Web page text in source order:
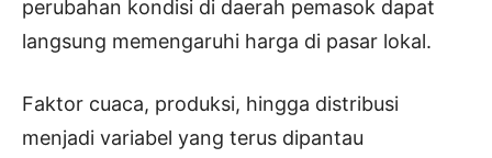
perubahan kondisi di daerah pemasok dapat
langsung memengaruhi harga di pasar lokal.
Faktor cuaca, produksi, hingga distribusi
menjadi variabel yang terus dipantau